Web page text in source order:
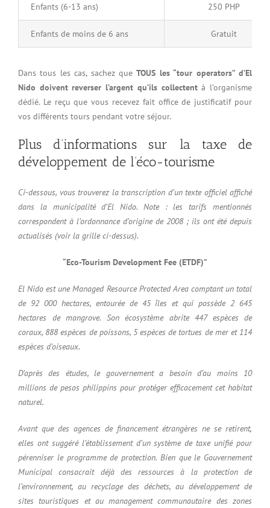
Enfants (6-13 ans) 250 PHP
Enfants de moins de 6 ans Gratuit
Dans tous les cas, sachez queTOUS les “tour operators” d’El
Nido doivent reverser l’argent qu’ils collectentà l’organisme
dédié. Le reçu que vous recevez fait office de justificatif pour
vos différents tours pendant votre séjour.
Plus d’informations sur la taxe de
développement de l’éco-tourisme
Ci-dessous, vous trouverez la transcription d’un texte officiel affiché
dans la municipalité d’El Nido. Note : les tarifs mentionnés
correspondent à l’ordonnance d’origine de 2008 ; ils ont été depuis
actualisés (voir la grille ci-dessus).
“Eco-Tourism Development Fee (ETDF)”
El Nido est une Managed Resource Protected Area comptant un total
de 92 000 hectares, entourée de 45 îles et qui possède 2 645
hectares de mangrove. Son écosystème abrite 447 espèces de
coraux, 888 espèces de poissons, 5 espèces de tortues de mer et 114
espèces d’oiseaux.
D’après des études, le gouvernement a besoin d’au moins 10
millions de pesos philippins pour protéger efficacement cet habitat
naturel.
Avant que des agences de financement étrangères ne se retirent,
elles ont suggéré l’établissement d’un système de taxe unifié pour
pérenniser le programme de protection. Bien que le Gouvernement
Municipal consacrait déjà des ressources à la protection de
l’environnement, au recyclage des déchets, au développement de
sites touristiques et au management communautaire des zones